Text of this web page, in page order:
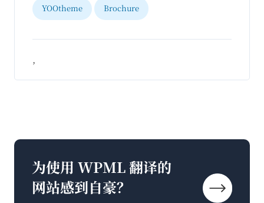
YOOtheme Brochure
,
为使用 WPML 翻译的
网站感到自豪？